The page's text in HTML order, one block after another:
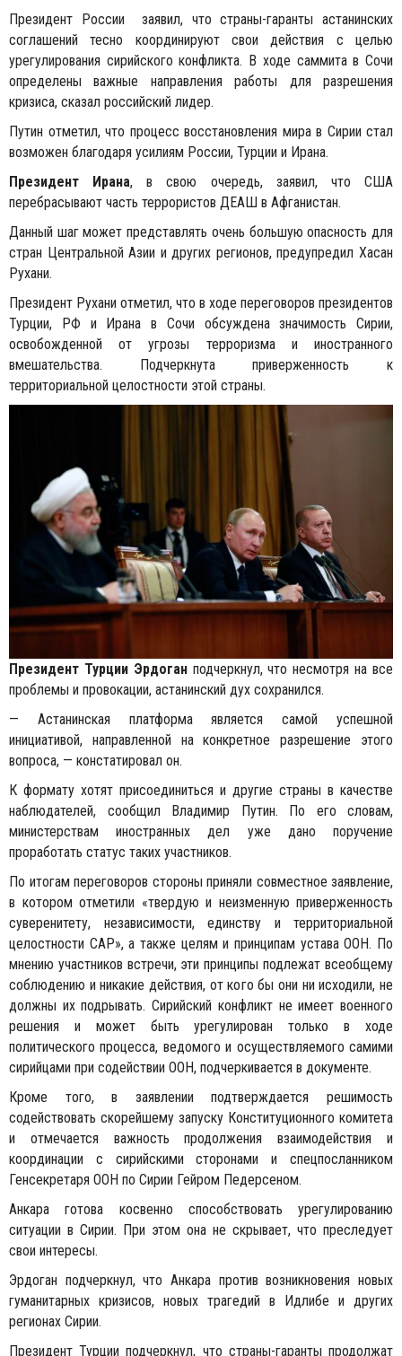
Президент России заявил, что страны-гаранты астанинских
соглашений тесно координируют свои действия с целью
урегулирования сирийского конфликта. В ходе саммита в Сочи
определены важные направления работы для разрешения
кризиса, сказал российский лидер.
Путин отметил, что процесс восстановления мира в Сирии стал
возможен благодаря усилиям России, Турции и Ирана.
Президент Ирана, в свою очередь, заявил, что США
перебрасывают часть террористов ДЕАШ в Афганистан.
Данный шаг может представлять очень большую опасность для
стран Центральной Азии и других регионов, предупредил Хасан
Рухани.
Президент Рухани отметил, что в ходе переговоров президентов
Турции, РФ и Ирана в Сочи обсуждена значимость Сирии,
освобожденной от угрозы терроризма и иностранного
вмешательства. Подчеркнута приверженность к
территориальной целостности этой страны.
Президент Турции Эрдоганподчеркнул, что несмотря на все
проблемы и провокации, астанинский дух сохранился.
— Астанинская платформа является самой успешной
инициативой, направленной на конкретное разрешение этого
вопроса, — констатировал он.
К формату хотят присоединиться и другие страны в качестве
наблюдателей, сообщил Владимир Путин. По его словам,
министерствам иностранных дел уже дано поручение
проработать статус таких участников.
По итогам переговоров стороны приняли совместное заявление,
в котором отметили «твердую и неизменную приверженность
суверенитету, независимости, единству и территориальной
целостности САР», а также целям и принципам устава ООН. По
мнению участников встречи, эти принципы подлежат всеобщему
соблюдению и никакие действия, от кого бы они ни исходили, не
должны их подрывать. Сирийский конфликт не имеет военного
решения и может быть урегулирован только в ходе
политического процесса, ведомого и осуществляемого самими
сирийцами при содействии ООН, подчеркивается в документе.
Кроме того, в заявлении подтверждается решимость
содействовать скорейшему запуску Конституционного комитета
и отмечается важность продолжения взаимодействия и
координации с сирийскими сторонами и спецпосланником
Генсекретаря ООН по Сирии Гейром Педерсеном.
Анкара готова косвенно способствовать урегулированию
ситуации в Сирии. При этом она не скрывает, что преследует
свои интересы.
Эрдоган подчеркнул, что Анкара против возникновения новых
гуманитарных кризисов, новых трагедий в Идлибе и других
регионах Сирии.
Президент Турции подчеркнул, что страны-гаранты продолжат